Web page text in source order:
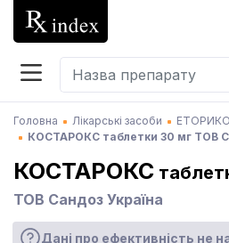
Головна Лікарські засоби
КОСТАРОКС таблетки 30 мг ТОВ
КОСТАРОКС
ТОВ Сандоз Україна
Дані про ефективність не